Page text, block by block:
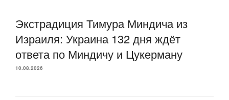
Экстрадиция Тимура Миндича из
Израиля: Украина 132 дня ждёт
ответа по Миндичу и Цукерману
10.08.2026